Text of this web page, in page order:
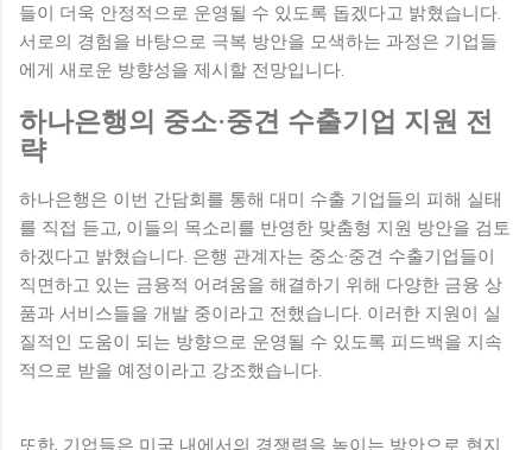
들이 더욱 안정적으로 운영될 수 있도록 돕겠다고 밝혔습니다.
서로의 경험을 바탕으로 극복 방안을 모색하는 과정은 기업들
에게 새로운 방향성을 제시할 전망입니다.
하나은행의 중소·중견 수출기업 지원 전
략
하나은행은 이번 간담회를 통해 대미 수출 기업들의 피해 실태
를 직접 듣고, 이들의 목소리를 반영한 맞춤형 지원 방안을 검토
하겠다고 밝혔습니다. 은행 관계자는 중소·중견 수출기업들이
직면하고 있는 금융적 어려움을 해결하기 위해 다양한 금융 상
품과 서비스들을 개발 중이라고 전했습니다. 이러한 지원이 실
질적인 도움이 되는 방향으로 운영될 수 있도록 피드백을 지속
적으로 받을 예정이라고 강조했습니다.
또한, 기업들은 미국 내에서의 경쟁력을 높이는 방안으로 현지